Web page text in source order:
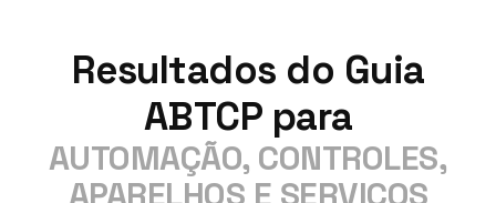
Resultados do Guia
ABTCP para
AUTOMAÇÃO, CONTROLES,